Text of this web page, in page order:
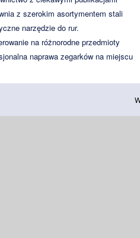
z szerokim asortymentem stali
narzędzie do rur.
na różnorodne przedmioty
naprawa zegarków na miejscu